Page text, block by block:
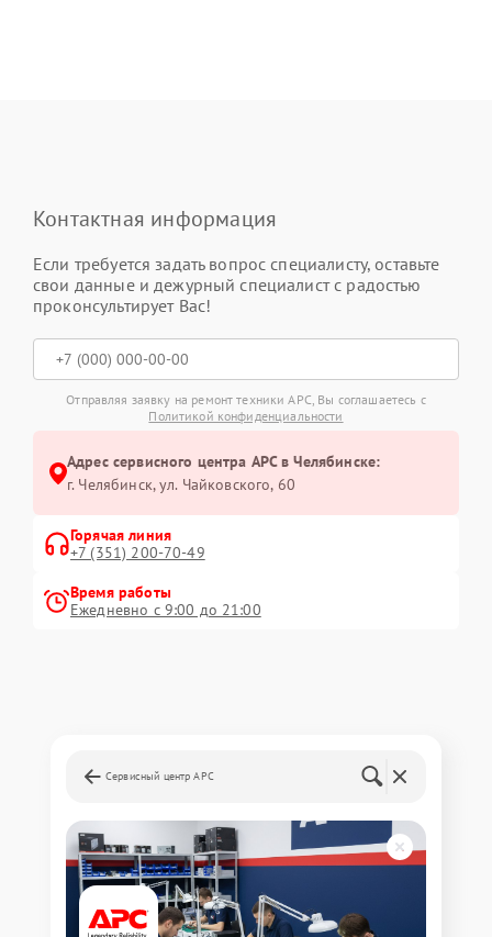
Контактная информация
Если требуется задать вопрос специалисту, оставьте
свои данные и дежурный специалист с радостью
проконсультирует Вас!
Отправляя заявку на ремонт техники APC, Вы соглашаетесь с
Политикой конфиденциальности
Адрес сервисного центра APC в Челябинске:
г. Челябинск, ул. Чайковского, 60
Горячая линия
+7 (351) 200-70-49
Время работы
Ежедневно с 9:00 до 21:00
Сервисный центр APC